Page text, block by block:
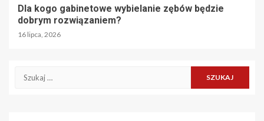
Dla kogo gabinetowe wybielanie zębów będzie
dobrym rozwiązaniem?
16 lipca, 2026
Szukaj: